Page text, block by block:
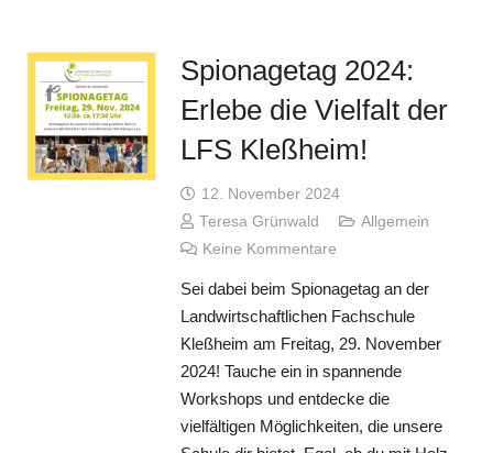
Spionagetag 2024:
Erlebe die Vielfalt der
LFS Kleßheim!
12. November 2024
Teresa Grünwald
Allgemein
Keine Kommentare
Sei dabei beim Spionagetag an der
Landwirtschaftlichen Fachschule
Kleßheim am Freitag, 29. November
2024! Tauche ein in spannende
Workshops und entdecke die
vielfältigen Möglichkeiten, die unsere